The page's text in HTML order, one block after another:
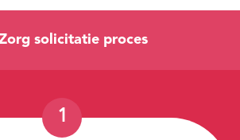
solicitatie proces